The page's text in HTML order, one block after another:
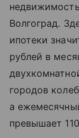
Волгоград.
ипотеки
рублей в
городов
а
превышает